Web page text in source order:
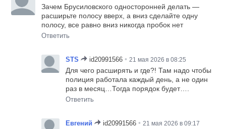
Зачем Брусиловского односторонней делать —
расширьте полосу вверх, а вниз сделайте одну
полосу, все равно вниз никогда пробок нет
Ответить
STS id20991566 • 21 мая 2026 в 08:25
Для чего расширять и где?! Там надо чтобы
полиция работала каждый день, а не один
раз в месяц…Тогда порядок будет….
Ответить
Евгений id20991566 • 21 мая 2026 в 09:17